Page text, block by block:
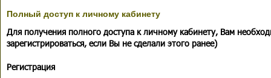
Полный доступ к личному кабинету
Для получения полного доступа к личному кабинету, Вам
зарегистрироваться, если Вы не сделали этого ранее)
Регистрация